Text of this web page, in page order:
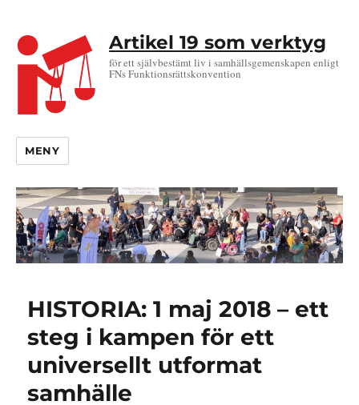
Artikel 19 som verktyg
för ett självbestämt liv i samhällsgemenskapen enligt
FNs Funktionsrättskonvention
MENY
HISTORIA: 1 maj 2018 – ett
steg i kampen för ett
universellt utformat
samhälle